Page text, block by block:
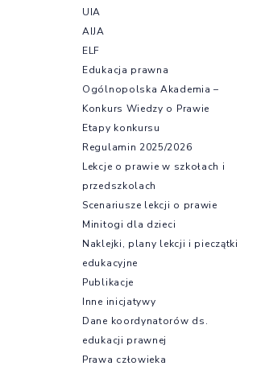
UIA
AIJA
ELF
Edukacja prawna
Ogólnopolska Akademia –
Konkurs Wiedzy o Prawie
Etapy konkursu
Regulamin 2025/2026
Lekcje o prawie w szkołach i
przedszkolach
Scenariusze lekcji o prawie
Minitogi dla dzieci
Naklejki, plany lekcji i pieczątki
edukacyjne
Publikacje
Inne inicjatywy
Dane koordynatorów ds.
edukacji prawnej
Prawa człowieka